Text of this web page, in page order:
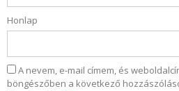
Honlap
A nevem, e-mail címem, és
böngészőben a következő